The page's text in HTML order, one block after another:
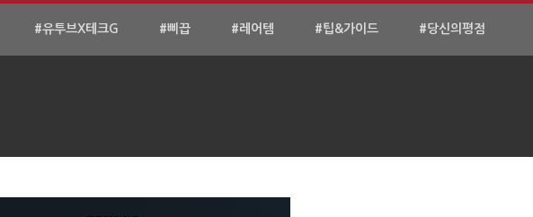
#유투브X테크G #삐끕 #레어템 #팁&가이드 #당신의평점